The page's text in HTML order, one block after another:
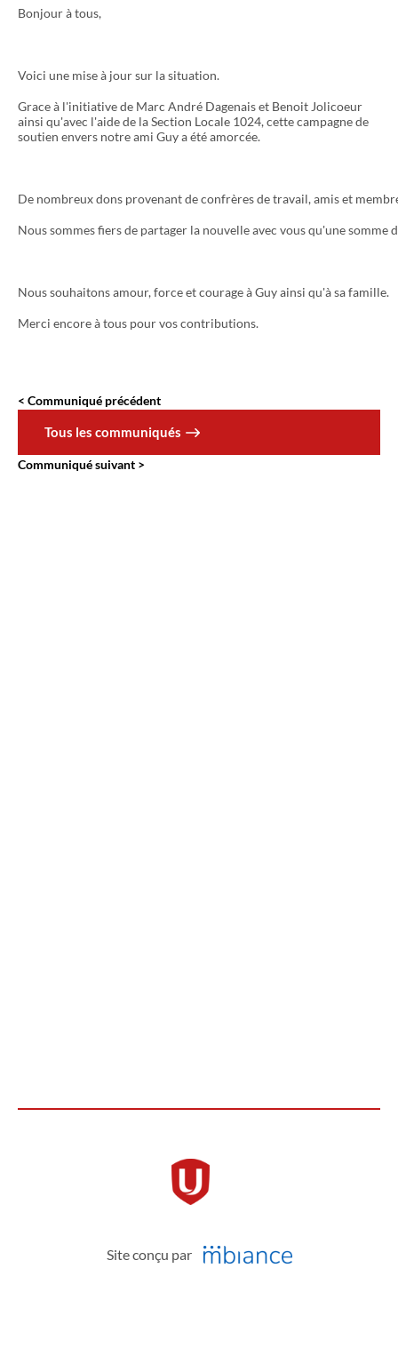
Bonjour à tous,
Voici une mise à jour sur la situation.
Grace à l'initiative de Marc André Dagenais et Benoit Jolicoeur
ainsi qu'avec l'aide de la Section Locale 1024, cette campagne de
soutien envers notre ami Guy a été amorcée.
De nombreux dons provenant de confrères de travail, amis et
Nous sommes fiers de partager la nouvelle avec vous qu'une
Nous souhaitons amour, force et courage à Guy ainsi qu'à sa famille.
Merci encore à tous pour vos contributions.
Communiqué précédent
Tous les communiqués
Communiqué suivant
Site conçu par